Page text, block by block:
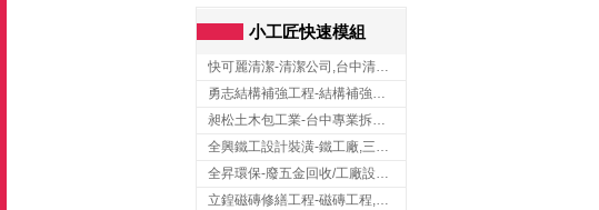
小工匠快速模組
快可麗清潔-清潔公司,台中清潔公司,台中居家清潔
勇志結構補強工程-結構補強工程 ,桃園結構補強工程,龍潭結構補強工程
昶松土木包工業-台中專業拆除工程/挖土機出租
全興鐵工設計裝潢-鐵工廠,三峽鐵工廠,台北鐵工廠
全昇環保-廢五金回收/工廠設備收購/機械設備回收/高價收購廠房設備
立鍠磁磚修繕工程-磁磚工程,磁磚修補,新竹磁磚工程